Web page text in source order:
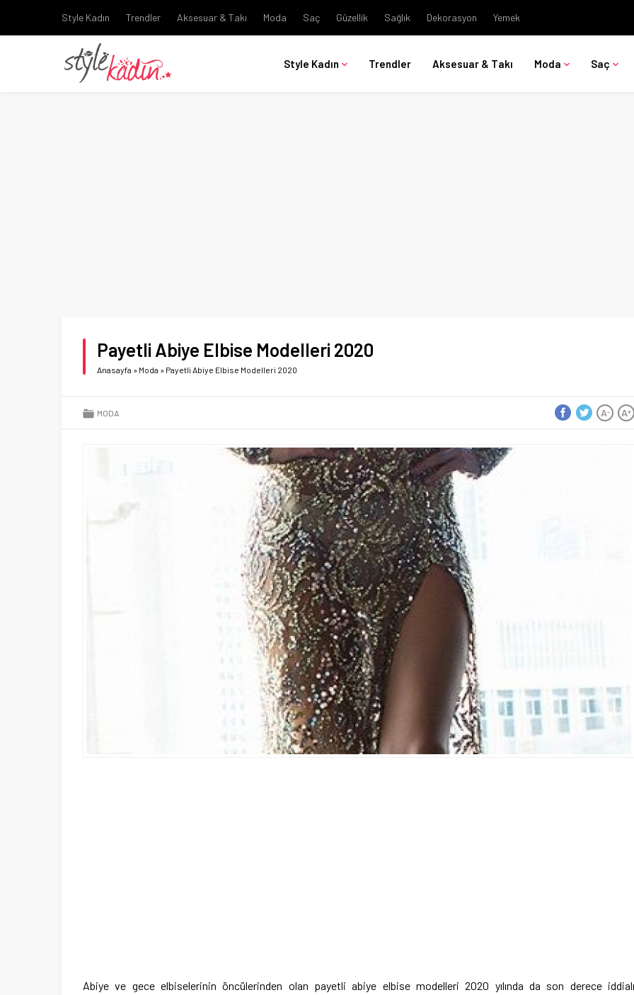
Style Kadın Trendler Aksesuar & Takı Moda Saç Güzellik Sağlık Dekorasyon Yemek
Style Kadın Trendler Aksesuar & Takı Moda Saç
Payetli Abiye Elbise Modelleri 2020
Anasayfa » Moda » Payetli Abiye Elbise Modelleri 2020
MODA A+
A-
Abiye ve gece elbiselerinin öncülerinden olan payetli abiye elbise modelleri 2020 yılında da son derece iddialı